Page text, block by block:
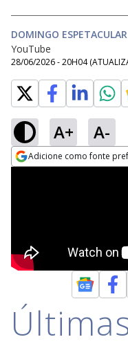
DOMINGO ESPETACULAR
YouTube
28/06/2026 - 20H04
A+ A-
Adicione como fonte